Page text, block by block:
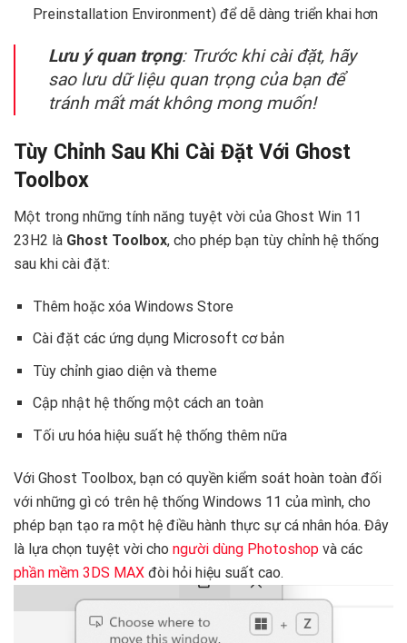
Preinstallation Environment) để dễ dàng triển khai hơn
Lưu ý quan trọng: Trước khi cài đặt, hãy
sao lưu dữ liệu quan trọng của bạn để
tránh mất mát không mong muốn!
Tùy Chỉnh Sau Khi Cài Đặt Với Ghost
Toolbox
Một trong những tính năng tuyệt vời của Ghost Win 11
23H2 là Ghost Toolbox, cho phép bạn tùy chỉnh hệ thống
sau khi cài đặt:
Thêm hoặc xóa Windows Store
Cài đặt các ứng dụng Microsoft cơ bản
Tùy chỉnh giao diện và theme
Cập nhật hệ thống một cách an toàn
Tối ưu hóa hiệu suất hệ thống thêm nữa
Với Ghost Toolbox, bạn có quyền kiểm soát hoàn toàn đối
với những gì có trên hệ thống Windows 11 của mình, cho
phép bạn tạo ra một hệ điều hành thực sự cá nhân hóa. Đây
là lựa chọn tuyệt vời cho người dùng Photoshop và các
phần mềm 3DS MAX đòi hỏi hiệu suất cao.